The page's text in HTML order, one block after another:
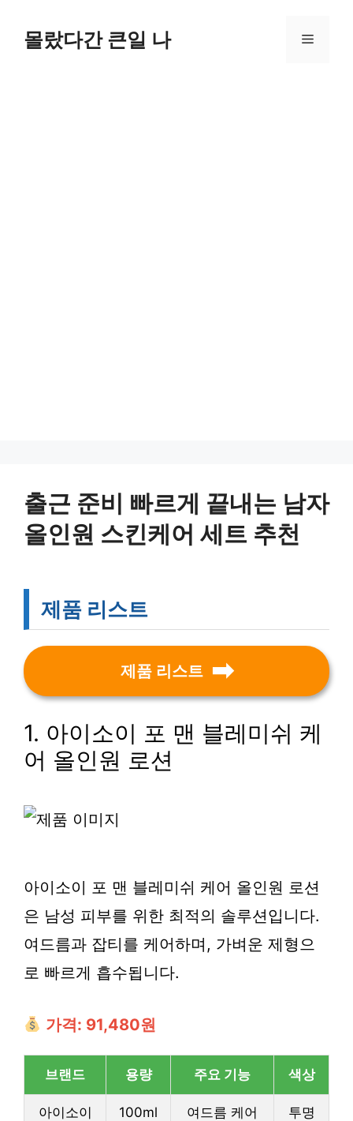
몰랐다간 큰일 나 메
출근 준비 빠르게 끝내는 남자
올인원 스킨케어 세트 추천
제품 리스트
제품 리스트
1. 아이소이 포 맨 블레미쉬 케
어 올인원 로션
아이소이 포 맨 블레미쉬 케어 올인원 로션
은 남성 피부를 위한 최적의 솔루션입니다.
여드름과 잡티를 케어하며, 가벼운 제형으
로 빠르게 흡수됩니다.
가격: 91,480원
브랜드 용량 주요 기능 색상
아이소이 100ml 여드름 케어 투명